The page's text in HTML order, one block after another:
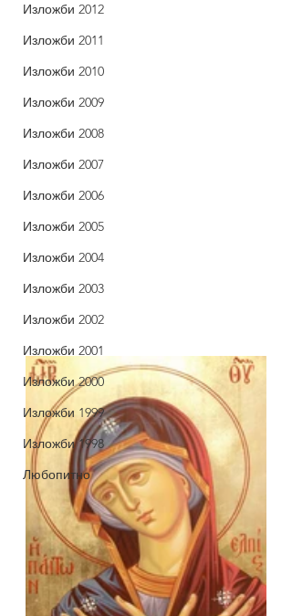
Изложби 2012
Изложби 2011
Изложби 2010
Изложби 2009
Изложби 2008
Изложби 2007
Изложби 2006
Изложби 2005
Изложби 2004
Изложби 2003
Изложби 2002
Изложби 2001
Изложби 2000
Изложби 1999
Изложби 1998
Любопитно